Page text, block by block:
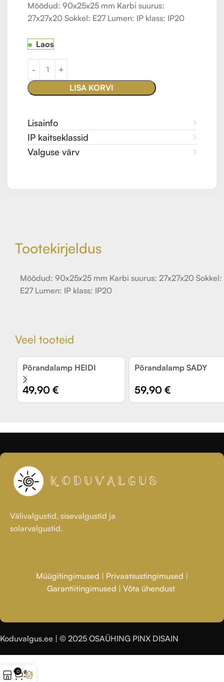
Mõõdud: 90x25x25 mm Karbi suurus:
27x27x20 Sokkel: E27 Lumen: IP klass: IP20
Laos
LISA KORVI
Lisainfo
IP kaitseklassid
Valguse värv
Tootekirjeldus
Mõõdud: 90x25x25 mm Karbi suurus: 27x27x20 Sokkel:
E27 Lumen: IP klass: IP20
Veel tooteid
Põrandalamp HEIDI
49,90 €
Põrandalamp SADY
59,90 €
Välivalgustid, sisevalgustid ja
solarvalgustid.
Müügitingimused | Privaatsustingimused |
Garantiitingimused | Võta ühendust
Koduvalgus.ee | © 2025 OSAÜHING PINX DISAIN
0